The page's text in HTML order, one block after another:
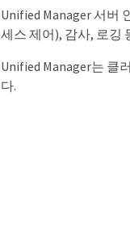
Unified Manager 서버
세스 제어), 감사, 로깅
Unified Manager는 클
다.